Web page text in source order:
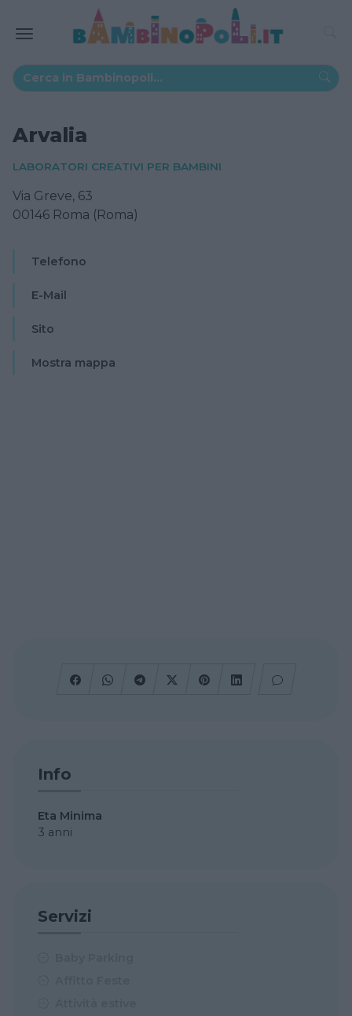
Arvalia
LABORATORI CREATIVI PER BAMBINI
Via Greve, 63
00146 Roma (Roma)
Telefono
E-Mail
Sito
Mostra mappa
Info
Eta Minima
3 anni
Servizi